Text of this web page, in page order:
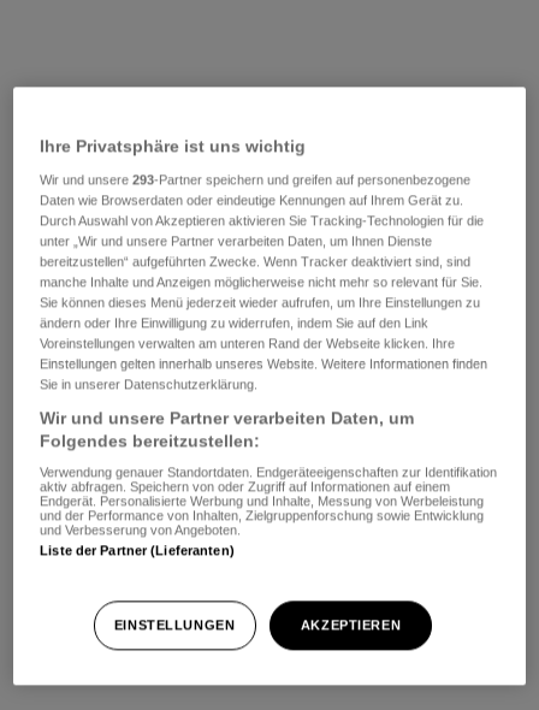
Ihre Privatsphäre ist uns wichtig
Wir und unsere293-Partner speichern und greifen auf personenbezogene
Daten wie Browserdaten oder eindeutige Kennungen auf Ihrem Gerät zu.
Durch Auswahl von Akzeptieren aktivieren Sie Tracking-Technologien für die
unter „Wir und unsere Partner verarbeiten Daten, um Ihnen Dienste
bereitzustellen“ aufgeführten Zwecke. Wenn Tracker deaktiviert sind, sind
manche Inhalte und Anzeigen möglicherweise nicht mehr so relevant für Sie.
Sie können dieses Menü jederzeit wieder aufrufen, um Ihre Einstellungen zu
ändern oder Ihre Einwilligung zu widerrufen, indem Sie auf den Link
Voreinstellungen verwalten am unteren Rand der Webseite klicken. Ihre
Einstellungen gelten innerhalb unseres Website. Weitere Informationen finden
Sie in unserer Datenschutzerklärung.
Wir und unsere Partner verarbeiten Daten, um
Folgendes bereitzustellen:
Verwendung genauer Standortdaten. Endgeräteeigenschaften zur Identifikation
aktiv abfragen. Speichern von oder Zugriff auf Informationen auf einem
Endgerät. Personalisierte Werbung und Inhalte, Messung von Werbeleistung
und der Performance von Inhalten, Zielgruppenforschung sowie Entwicklung
und Verbesserung von Angeboten.
Liste der Partner (Lieferanten)
EINSTELLUNGEN AKZEPTIEREN